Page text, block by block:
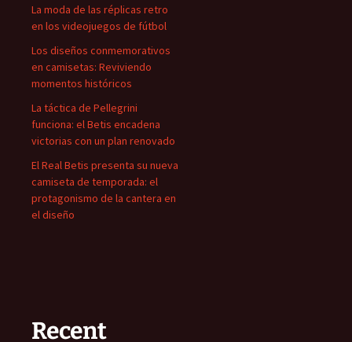
La moda de las réplicas retro
en los videojuegos de fútbol
Los diseños conmemorativos
en camisetas: Reviviendo
momentos históricos
La táctica de Pellegrini
funciona: el Betis encadena
victorias con un plan renovado
El Real Betis presenta su nueva
camiseta de temporada: el
protagonismo de la cantera en
el diseño
Recent